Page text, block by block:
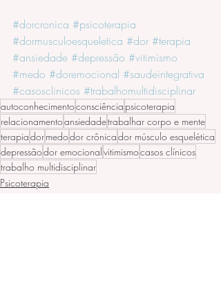
#dorcronica #psicoterapia
#dormusculoesqueletica #dor #terapia
#ansiedade #depressão #vitimismo
#medo #doremocional #saudeintegrativa
#casosclinicos #trabalhomultidisciplinar
autoconhecimentoconsciência psicoterapia
relacionamentoansiedadetrabalhar corpo e mente
terapiadormedodor crônicador músculo esquelética
depressãodor emocional vitimismocasos clínicos
trabalho multidisciplinar
Psicoterapia